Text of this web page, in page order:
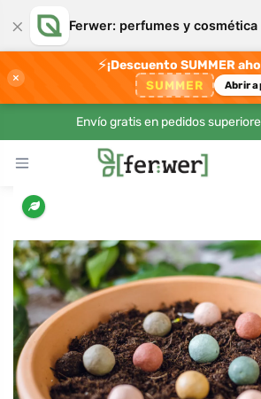
× Ferwer: perfumes y cosmética
×
⚡¡Descuento SUMMER
SUMMER Abrir
Envío gratis en pedidos